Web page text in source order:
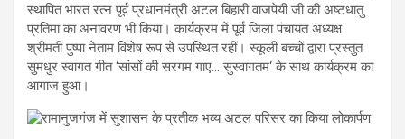
स्थापित भारत रत्न पूर्व प्रधानमंत्री अटल बिहारी वाजपेयी जी की अष्टधातु
प्रतिमा का अनावरण भी किया। कार्यक्रम में पूर्व जिला पंचायत अध्यक्ष
श्रीमती पुष्पा नेताम विशेष रूप से उपस्थित रहीं। स्कूली बच्चों द्वारा प्रस्तुत
सुमधुर स्वागत गीत ‘सांसों की सरगम गाए… सुस्वागतम‘ के साथ कार्यक्रम का
आगाज हुआ।